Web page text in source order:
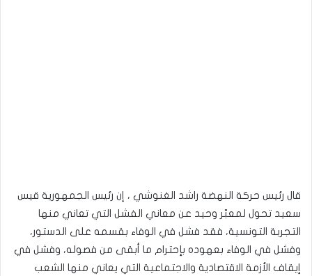
قال رئيس حركة النهضة راشد الغنوشي ، إن رئيس الجمهورية قيس
سعيد تحول لمعبّر وحيد عن معاني الفشل التي تعاني منها
التجربة التونسية، فقد فشل في الوفاء بقسمه على الدستور،
وفشل في الوفاء بعهوده بإحترام ما أبقى من فصوله، وفشل في
إيقاف الأزمة الاقتصادية والاجتماعية التي يعاني منها الشعب